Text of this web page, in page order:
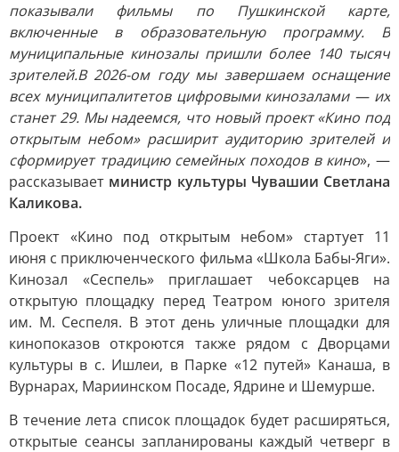
показывали фильмы по Пушкинской карте,
включенные в образовательную программу. В
муниципальные кинозалы пришли более 140 тысяч
зрителей.В 2026-ом году мы завершаем оснащение
всех муниципалитетов цифровыми кинозалами — их
станет 29. Мы надеемся, что новый проект «Кино под
открытым небом» расширит аудиторию зрителей и
сформирует традицию семейных походов в кино», —
рассказывает министр культуры Чувашии Светлана
Каликова.
Проект «Кино под открытым небом» стартует 11
июня с приключенческого фильма «Школа Бабы-Яги».
Кинозал «Сеспель» приглашает чебоксарцев на
открытую площадку перед Театром юного зрителя
им. М. Сеспеля. В этот день уличные площадки для
кинопоказов откроются также рядом с Дворцами
культуры в с. Ишлеи, в Парке «12 путей» Канаша, в
Вурнарах, Мариинском Посаде, Ядрине и Шемурше.
В течение лета список площадок будет расширяться,
открытые сеансы запланированы каждый четверг в